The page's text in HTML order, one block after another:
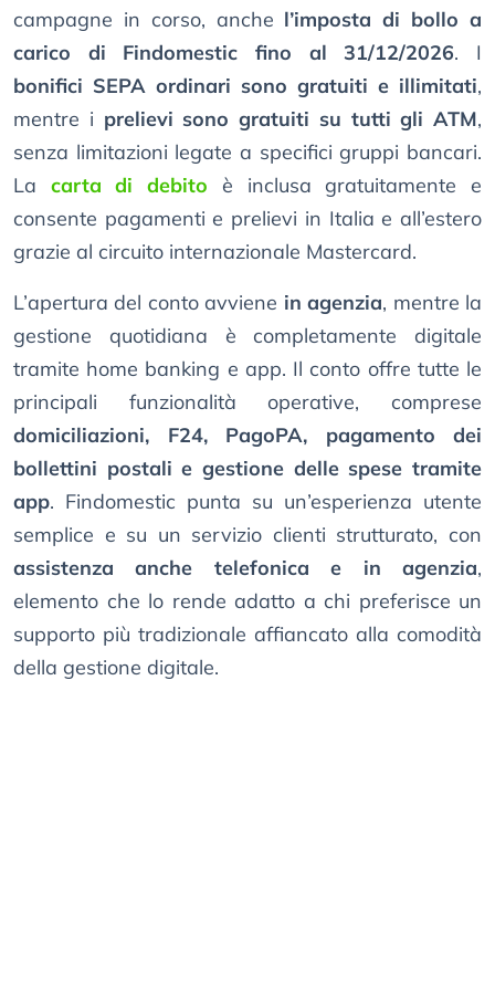
campagne in corso, anche l’imposta di bollo a
carico di Findomestic fino al 31/12/2026. I
bonifici SEPA ordinari sono gratuiti e illimitati,
mentre i prelievi sono gratuiti su tutti gli ATM,
senza limitazioni legate a specifici gruppi bancari.
La carta di debito è inclusa gratuitamente e
consente pagamenti e prelievi in Italia e all’estero
grazie al circuito internazionale Mastercard.
L’apertura del conto avviene in agenzia, mentre la
gestione quotidiana è completamente digitale
tramite home banking e app. Il conto offre tutte le
principali funzionalità operative, comprese
domiciliazioni, F24, PagoPA, pagamento dei
bollettini postali e gestione delle spese tramite
app. Findomestic punta su un’esperienza utente
semplice e su un servizio clienti strutturato, con
assistenza anche telefonica e in agenzia,
elemento che lo rende adatto a chi preferisce un
supporto più tradizionale affiancato alla comodità
della gestione digitale.